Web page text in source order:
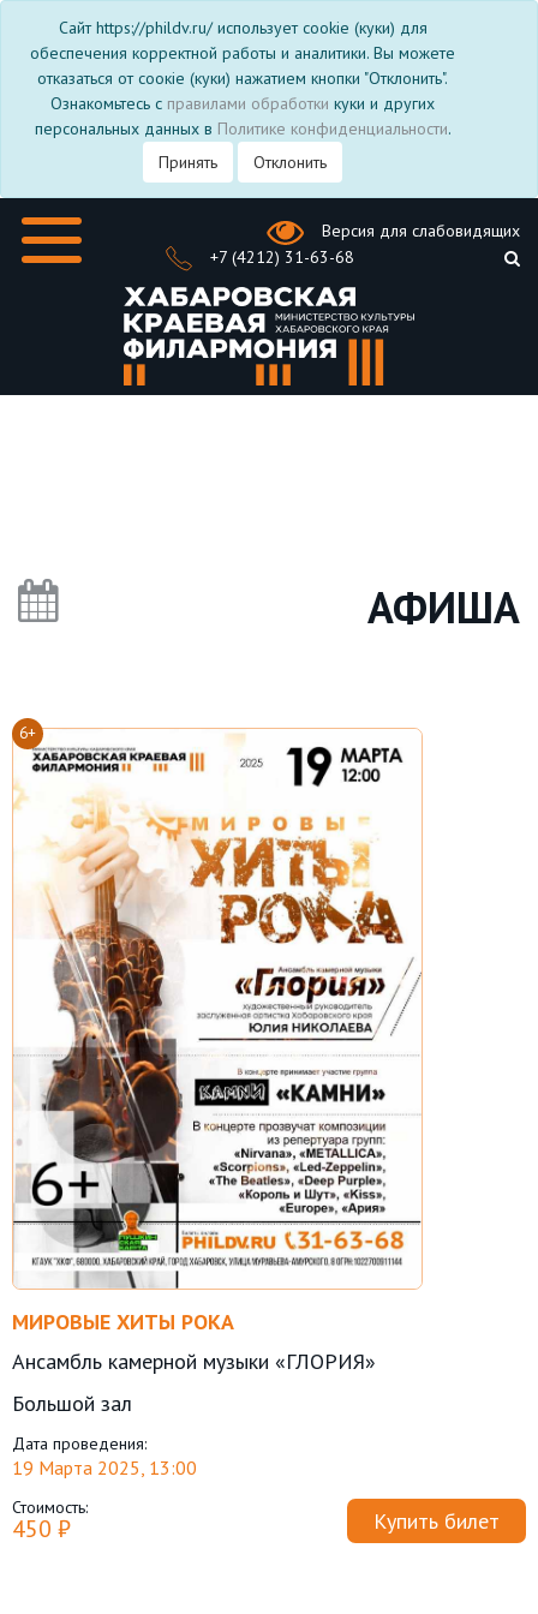
Сайт https://phildv.ru/ использует cookie (куки) для
обеспечения корректной работы и аналитики. Вы можете
отказаться от соокіе (куки) нажатием кнопки "Отклонить".
Ознакомьтесь с правилами обработки куки и других
персональных данных в Политике конфиденциальности.
Принять
Отклонить
Версия для слабовидящих
+7 (4212) 31-63-68
АФИША
6+
МИРОВЫЕ ХИТЫ РОКА
Ансамбль камерной музыки «ГЛОРИЯ»
Большой зал
Дата проведения:
19 Марта 2025, 13:00
Стоимость:
450 ₽ Купить билет